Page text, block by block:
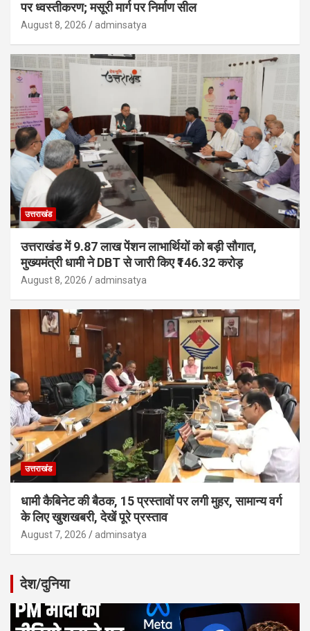
पर ध्वस्तीकरण; मसूरी मार्ग पर निर्माण सील
August 8, 2026 adminsatya
उत्तराखंड
उत्तराखंड में 9.87 लाख पेंशन लाभार्थियों को बड़ी सौगात,
मुख्यमंत्री धामी ने DBT से जारी किए ₹146.32 करोड़
August 8, 2026 adminsatya
उत्तराखंड
धामी कैबिनेट की बैठक, 15 प्रस्तावों पर लगी मुहर, सामान्य वर्ग
के लिए खुशखबरी, देखें पूरे प्रस्ताव
August 7, 2026 adminsatya
देश/दुनिया